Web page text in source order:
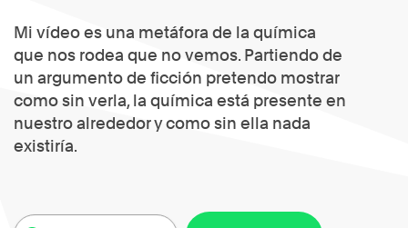
Mi vídeo es una metáfora de la química
que nos rodea que no vemos. Partiendo de
un argumento de ficción pretendo mostrar
como sin verla, la química está presente en
nuestro alrededor y como sin ella nada
existiría.